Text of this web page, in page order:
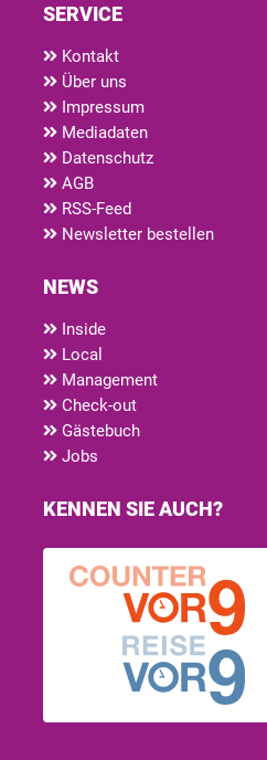
SERVICE
Kontakt
Über uns
Impressum
Mediadaten
Datenschutz
AGB
RSS-Feed
Newsletter bestellen
NEWS
Inside
Local
Management
Check-out
Gästebuch
Jobs
KENNEN SIE AUCH?